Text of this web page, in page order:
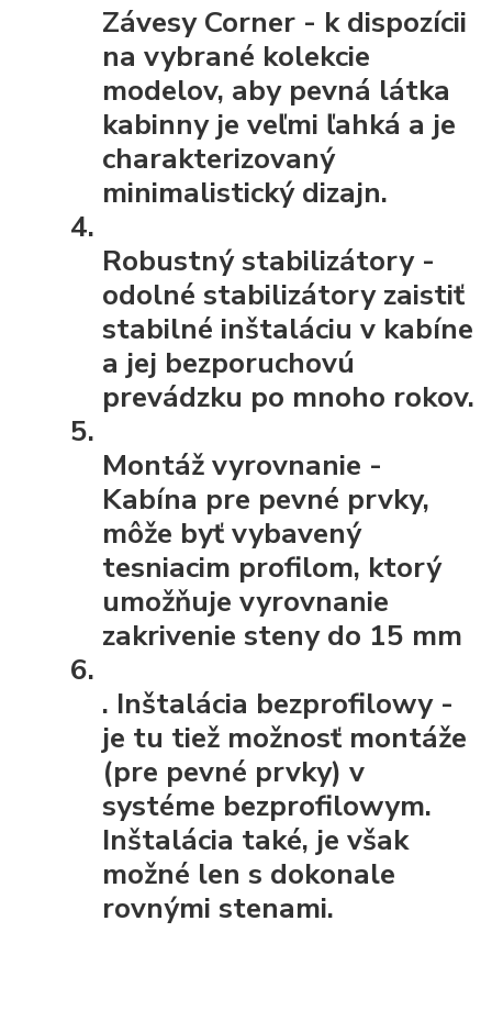
Závesy Corner - k dispozícii
na vybrané kolekcie
modelov, aby pevná látka
kabinny je veľmi ľahká a je
charakterizovaný
minimalistický dizajn.
Robustný stabilizátory -
odolné stabilizátory zaistiť
stabilné inštaláciu v kabíne
a jej bezporuchovú
prevádzku po mnoho rokov.
Montáž vyrovnanie -
Kabína pre pevné prvky,
môže byť vybavený
tesniacim profilom, ktorý
umožňuje vyrovnanie
zakrivenie steny do 15 mm
. Inštalácia bezprofilowy -
je tu tiež možnosť montáže
(pre pevné prvky) v
systéme bezprofilowym.
Inštalácia také, je však
možné len s dokonale
rovnými stenami.